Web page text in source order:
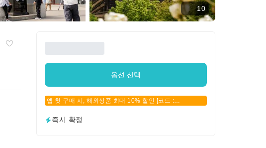
10
옵션 선택
앱 첫 구매 시, 해외상품 최대 10% 할인 [코드 :
즉시 확정